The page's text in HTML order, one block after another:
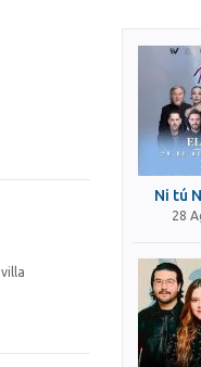
Ni tú
28